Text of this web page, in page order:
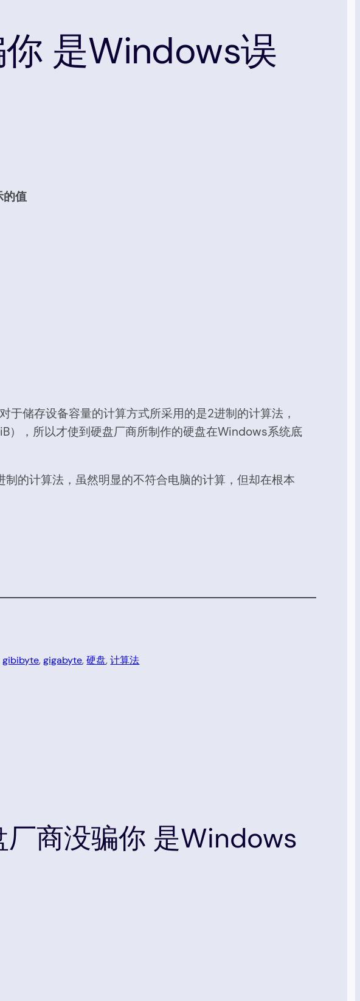
是Windows误
的值
储存设备容量的计算方式所采用的是2进制的计算法，
），所以才使到硬盘厂商所制作的硬盘在Windows系统底
的计算法，虽然明显的不符合电脑的计算，但却在根本
gibibyte, gigabyte, 硬盘, 计算法
商没骗你 是Windows